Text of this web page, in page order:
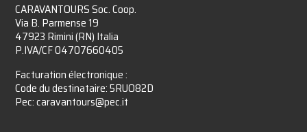
CARAVANTOURS Soc. Coop.
Via B. Parmense 19
47923 Rimini (RN) Italia
P.IVA/CF 04707660405
Facturation électronique :​
Code du destinataire: 5RUO82D
Pec: caravantours@pec.it